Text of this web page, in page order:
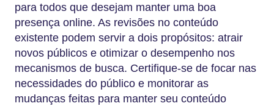
para todos que desejam manter uma boa
presença online. As revisões no conteúdo
existente podem servir a dois propósitos: atrair
novos públicos e otimizar o desempenho nos
mecanismos de busca. Certifique-se de focar nas
necessidades do público e monitorar as
mudanças feitas para manter seu conteúdo